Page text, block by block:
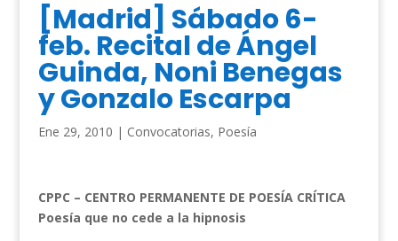
[Madrid] Sábado 6-
feb. Recital de Ángel
Guinda, Noni Benegas
y Gonzalo Escarpa
Ene 29, 2010 | Convocatorias, Poesía
CPPC – CENTRO PERMANENTE DE POESÍA CRÍTICA
Poesía que no cede a la hipnosis